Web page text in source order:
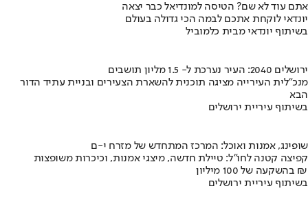
אתם עוד לא שם? הטיסה למונדיאל כבר יצאה
יונדאי לוקחת אתכם לבמה הכי גדולה בעולם
בשיתוף יונדאי מבית כלמוביל
ירושלים 2040: העיר נערכת ל- 1.5 מליון תושבים
מנכ"לית העירייה מציגה תוכנית להשארת הצעירים ובניית עתיד הדור
הבא
בשיתוף עיריית ירושלים
שופינג, אמנות ואוכל: המרכז המתחדש של מזרח י-ם
קפיצה קטנה לחו"ל: טיילת חדשה, מיצגי אמנות, וכיכרות משופצות
בהשקעה של 100 מיליון ₪
בשיתוף עיריית ירושלים